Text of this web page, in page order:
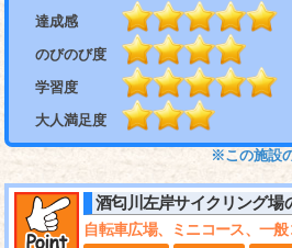
達成感
のびのび度
学習度
大人満足度
※この施設
酒匂川左岸サイクリング場
自転車広場、ミニコース、一般